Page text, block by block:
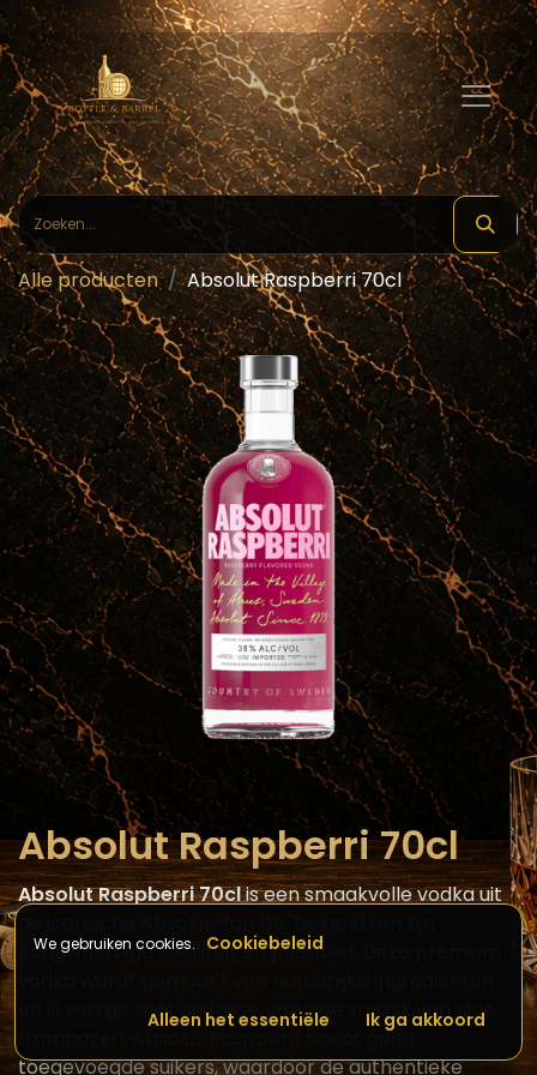
Alle producten Absolut Raspberri 70cl
Absolut Raspberri 70cl
Absolut Raspberri 70clis een smaakvolle vodka uit
hoogwaardige kwaliteit en puurheid. Deze premium
en is verrijkt met de frisse, sappige smaak van rijpe
frambozen. Absolut Raspberri bevat geen
toegevoegde suikers, waardoor de authentieke
We gebruiken cookies. Cookiebeleid
Alleen het essentiële Ik ga akkoord